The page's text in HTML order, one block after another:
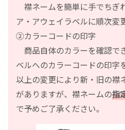
襟ネームを簡単に手でちぎ
ア・アウェイラベルに順次変
②カラーコードの印字
商品自体のカラーを確認で
ベルへのカラーコードの印字
以上の変更により新・旧の襟
がありますが、襟ネームの指
で予めご了承ください。